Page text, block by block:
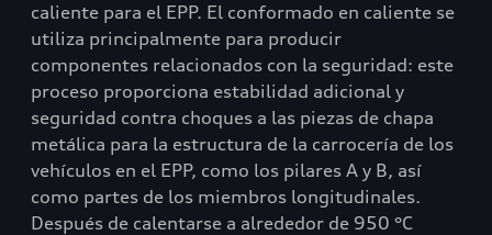
caliente para el EPP. El conformado en caliente se
utiliza principalmente para producir
componentes relacionados con la seguridad: este
proceso proporciona estabilidad adicional y
seguridad contra choques a las piezas de chapa
metálica para la estructura de la carrocería de los
vehículos en el EPP, como los pilares A y B, así
como partes de los miembros longitudinales.
Después de calentarse a alrededor de 950 °C